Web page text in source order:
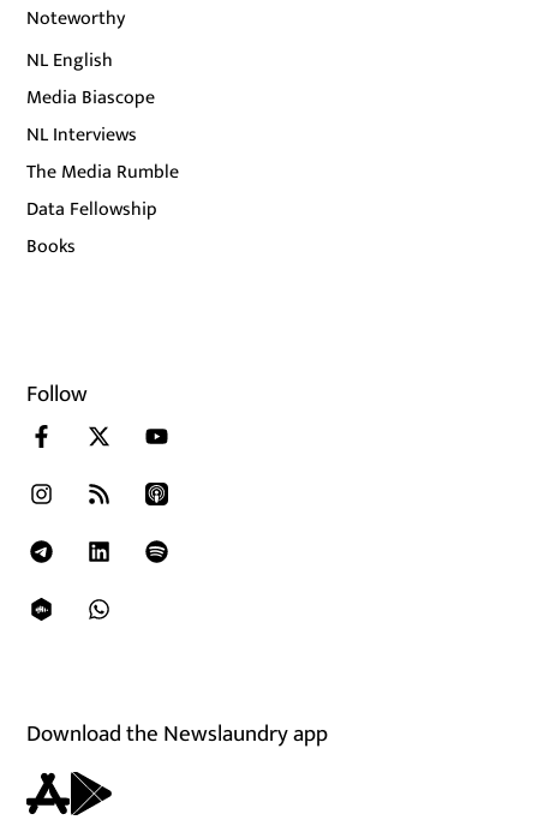
Noteworthy
NL English
Media Biascope
NL Interviews
The Media Rumble
Data Fellowship
Books
Follow
Download the Newslaundry app